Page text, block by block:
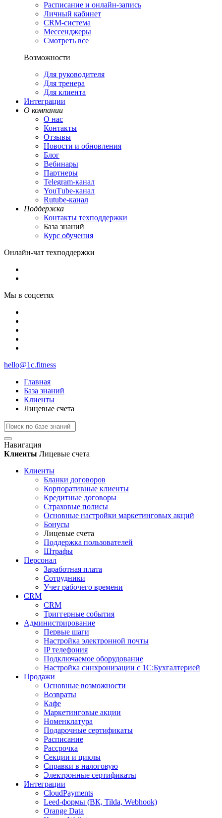
Расписание и онлайн-запись
Личный кабинет
CRM-система
Мессенджеры
Смотреть все
Возможности
Для руководителя
Для тренера
Для клиента
Интеграции
О компании
О нас
Контакты
Отзывы
Новости и обновления
Блог
Вебинары
Партнеры
Теlegram-канал
YouТube-канал
Rutube-канал
Поддержка
Контакты техподдержки
База знаний
Курс обучения
Онлайн-чат техподдержки
Мы в соцсетях
hello@1c.fitness
Главная
База знаний
Клиенты
Лицевые счета
Навигация
Клиенты Лицевые счета
Клиенты
Бланки договоров
Корпоративные клиенты
Кредитные договоры
Страховые полисы
Основные настройки маркетинговых акций
Бонусы
Лицевые счета
Поддержка пользователей
Штрафы
Персонал
Заработная плата
Сотрудники
Учет рабочего времени
CRM
CRM
Триггерные события
Администрирование
Первые шаги
Настройка электронной почты
IP телефония
Подключаемое оборудование
Настройка синхронизации с 1С:Бухгалтерией
Продажи
Основные возможности
Возвраты
Кафе
Маркетинговые акции
Номенклатура
Подарочные сертификаты
Расписание
Рассрочка
Секции и циклы
Справки в налоговую
Электронные сертификаты
Интеграции
CloudPayments
Leed-формы (ВК, Tilda, Webhook)
Orange Data